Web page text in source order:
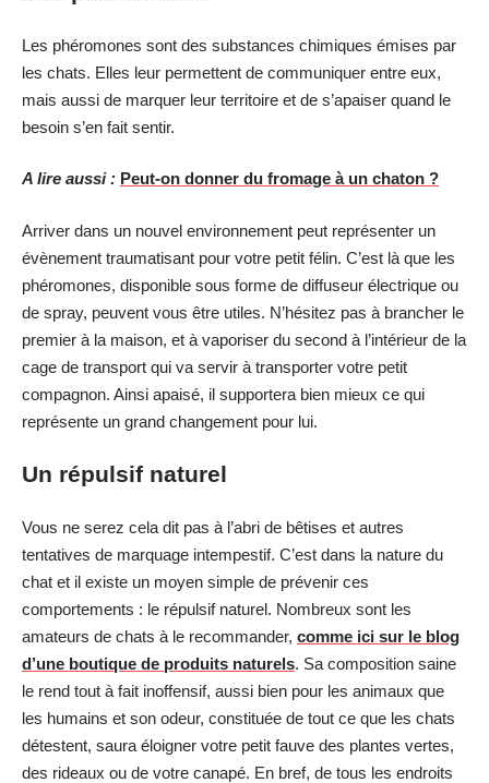
Les phéromones sont des substances chimiques émises par
les chats. Elles leur permettent de communiquer entre eux,
mais aussi de marquer leur territoire et de s’apaiser quand le
besoin s’en fait sentir.
A lire aussi : Peut-on donner du fromage à un chaton ?
Arriver dans un nouvel environnement peut représenter un
évènement traumatisant pour votre petit félin. C’est là que les
phéromones, disponible sous forme de diffuseur électrique ou
de spray, peuvent vous être utiles. N’hésitez pas à brancher le
premier à la maison, et à vaporiser du second à l’intérieur de la
cage de transport qui va servir à transporter votre petit
compagnon. Ainsi apaisé, il supportera bien mieux ce qui
représente un grand changement pour lui.
Un répulsif naturel
Vous ne serez cela dit pas à l’abri de bêtises et autres
tentatives de marquage intempestif. C’est dans la nature du
chat et il existe un moyen simple de prévenir ces
comportements : le répulsif naturel. Nombreux sont les
amateurs de chats à le recommander, comme ici sur le blog
d’une boutique de produits naturels. Sa composition saine
le rend tout à fait inoffensif, aussi bien pour les animaux que
les humains et son odeur, constituée de tout ce que les chats
détestent, saura éloigner votre petit fauve des plantes vertes,
des rideaux ou de votre canapé. En bref, de tous les endroits